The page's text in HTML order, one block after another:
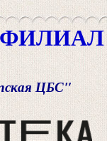
ЦБС"